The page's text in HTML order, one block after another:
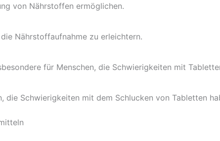
von Nährstoffen ermöglichen.
Nährstoffaufnahme zu erleichtern.
für Menschen, die Schwierigkeiten mit
die Schwierigkeiten mit dem Schlucken von Tabletten